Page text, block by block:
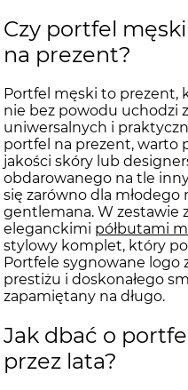
Czy portfel
na prezent?
Portfel męski to prezent,
nie bez powodu uchodzi
uniwersalnych i
portfel na prezent, warto
jakości skóry lub
obdarowanego na tle
się zarówno dla młodego
gentlemana. W zestawie
eleganckimi półbutami
stylowy komplet, który
Portfele sygnowane logo
prestiżu i doskonałego
zapamiętany na długo.
Jak dbać o
przez lata?